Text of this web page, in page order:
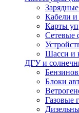
Кабели
Карты
Сетевые
Шасси и
ДГУ и
Блоки
Газовые